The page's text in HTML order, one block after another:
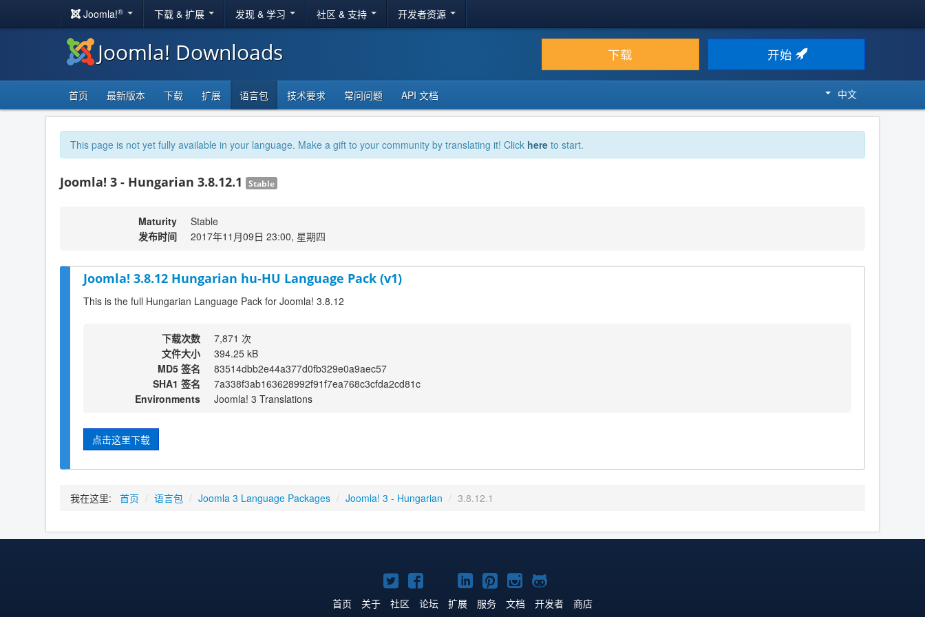
Joomla!® 下载 & 扩展 发现 & 学习 社区 & 支持 开发者资源
Joomla! Downloads 下载 开始
首页 最新版本 下载 扩展 语言包 技术要求 常问问题 API 文档 中文
This page is not yet fully available in your language. Make a gift to your community by translating it! Click here to start.
Joomla! 3 - Hungarian 3.8.12.1 Stable
Maturity
Stable
发布时间
2017年11月09日 23:00, 星期四
Joomla! 3.8.12 Hungarian hu-HU Language Pack (v1)
This is the full Hungarian Language Pack for Joomla! 3.8.12
下载次数
7,871 次
文件大小
394.25 kB
MD5 签名
83514dbb2e44a377d0fb329e0a9aec57
SHA1 签名
7a338f3ab163628992f91f7ea768c3cfda2cd81c
Environments
Joomla! 3 Translations
点击这里下载
我在这里: 首页 / 语言包 / Joomla 3 Language Packages / Joomla! 3 - Hungarian / 3.8.12.1
Twitter
主
Facebook
主
YouTube
主
LinkedIn
主
Pinterest
主
Instagram
主
GitHub
主
首页 关于 社区 论坛 扩展 服务 文档 开发者 商店